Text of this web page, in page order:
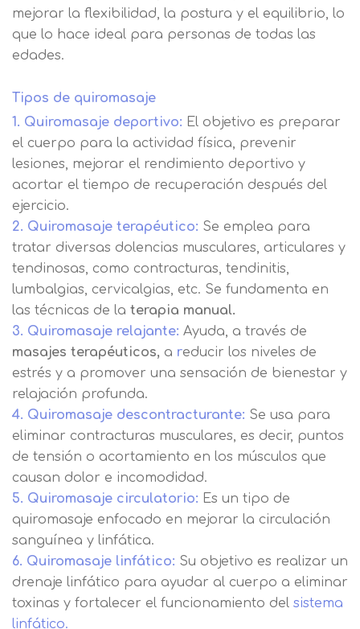
mejorar la flexibilidad, la postura y el equilibrio, lo
que lo hace ideal para personas de todas las
edades.
Tipos de quiromasaje
1. Quiromasaje deportivo: El objetivo es preparar
el cuerpo para la actividad física, prevenir
lesiones, mejorar el rendimiento deportivo y
acortar el tiempo de recuperación después del
ejercicio.
2. Quiromasaje terapéutico: Se emplea para
tratar diversas dolencias musculares, articulares y
tendinosas, como contracturas, tendinitis,
lumbalgias, cervicalgias, etc. Se fundamenta en
las técnicas de la terapia manual.
3. Quiromasaje relajante: Ayuda, a través de
masajes terapéuticos, a reducir los niveles de
estrés y a promover una sensación de bienestar y
relajación profunda.
4. Quiromasaje descontracturante: Se usa para
eliminar contracturas musculares, es decir, puntos
de tensión o acortamiento en los músculos que
causan dolor e incomodidad.
5. Quiromasaje circulatorio: Es un tipo de
quiromasaje enfocado en mejorar la circulación
sanguínea y linfática.
6. Quiromasaje linfático: Su objetivo es realizar un
drenaje linfático para ayudar al cuerpo a eliminar
toxinas y fortalecer el funcionamiento del sistema
linfático.